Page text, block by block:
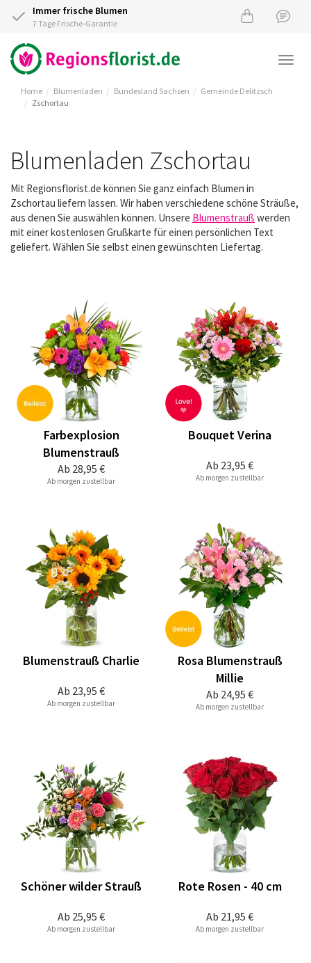
Immer frische Blumen
7 Tage Frische-Garantie
Home Blumenladen Bundesland Sachsen
Gemeinde Delitzsch
Zschortau
Blumenladen Zschortau
Mit Regionsflorist.de können Sie ganz einfach Blumen in
Zschortau liefern lassen. Wir haben verschiedene schöne Sträuße,
aus denen Sie auswählen können. Unsere Blumenstrauß werden
mit einer kostenlosen Grußkarte für einen persönlichen Text
geliefert. Wählen Sie selbst einen gewünschten Liefertag.
Ab 28,95 €
Farbexplosion
Blumenstrauß
Ab morgen zustellbar
Ab 23,95 €
Bouquet Verina
Ab morgen zustellbar
Ab 23,95 €
Blumenstrauß Charlie
Ab morgen zustellbar
Ab 24,95 €
Rosa Blumenstrauß
Millie
Ab morgen zustellbar
Ab 25,95 €
Schöner wilder Strauß
Ab morgen zustellbar
Ab 21,95 €
Rote Rosen - 40 cm
Ab morgen zustellbar